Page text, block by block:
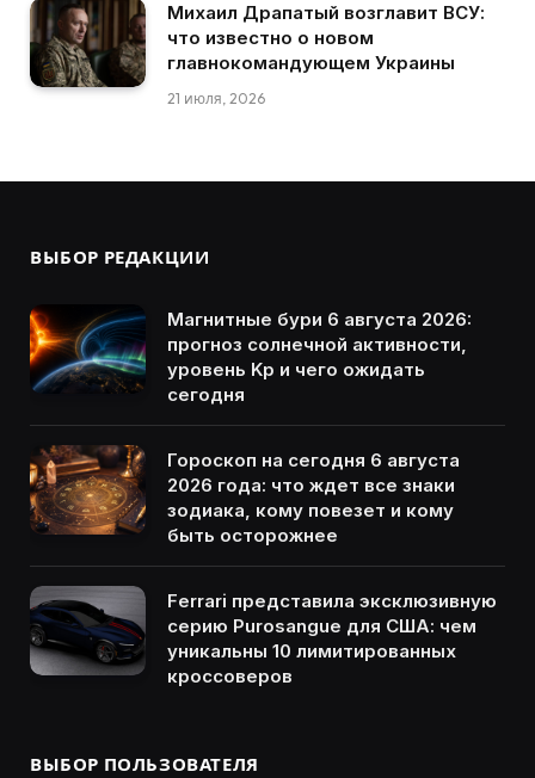
Михаил Драпатый возглавит ВСУ:
что известно о новом
главнокомандующем Украины
21 июля, 2026
ВЫБОР РЕДАКЦИИ
Магнитные бури 6 августа 2026:
прогноз солнечной активности,
уровень Kp и чего ожидать
сегодня
Гороскоп на сегодня 6 августа
2026 года: что ждет все знаки
зодиака, кому повезет и кому
быть осторожнее
Ferrari представила эксклюзивную
серию Purosangue для США: чем
уникальны 10 лимитированных
кроссоверов
ВЫБОР ПОЛЬЗОВАТЕЛЯ